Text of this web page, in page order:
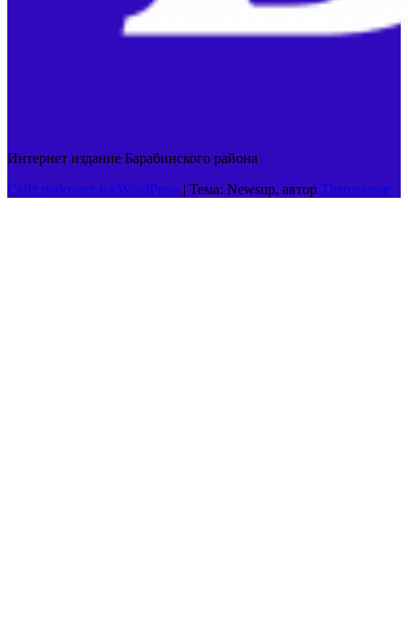
Интернет издание Барабинского района
Сайт работает на WordPress | Тема: Newsup, автор Themeansar